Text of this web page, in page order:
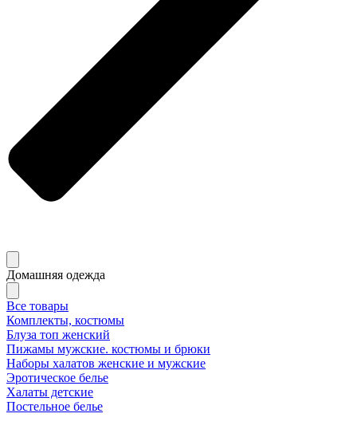
Домашняя одежда
Все товары
Комплекты, костюмы
Блуза топ женский
Пижамы мужские. костюмы и брюки
Наборы халатов женские и мужские
Эротическое белье
Халаты детские
Постельное белье